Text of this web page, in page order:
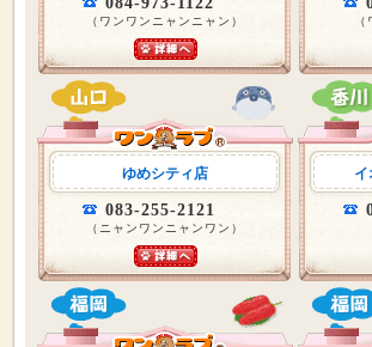
（ワンワンニャンニャン）
ゆめシティ店
083-255-2121
（ニャンワンニャンワン）
イ